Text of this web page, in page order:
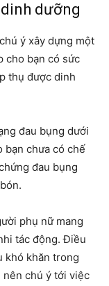
dưỡng
ý xây dựng một
cho bạn có sức
thụ được dinh
đau bụng dưới
bạn chưa có chế
đau bụng
phụ nữ mang
tác động. Điều
khó khăn trong
nên chú ý tới việc